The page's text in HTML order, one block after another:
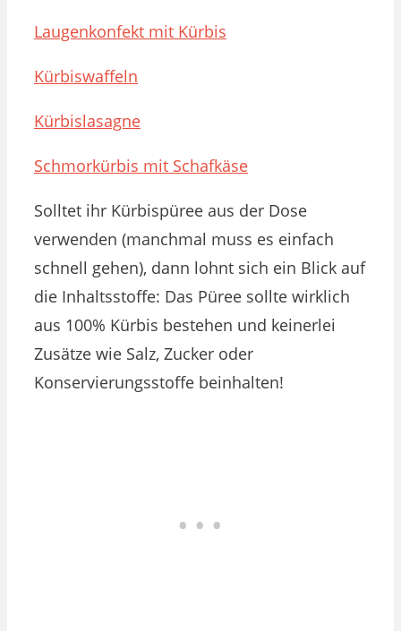
Laugenkonfekt mit Kürbis
Kürbiswaffeln
Kürbislasagne
Schmorkürbis mit Schafkäse
Solltet ihr Kürbispüree aus der Dose
verwenden (manchmal muss es einfach
schnell gehen), dann lohnt sich ein Blick auf
die Inhaltsstoffe: Das Püree sollte wirklich
aus 100% Kürbis bestehen und keinerlei
Zusätze wie Salz, Zucker oder
Konservierungsstoffe beinhalten!